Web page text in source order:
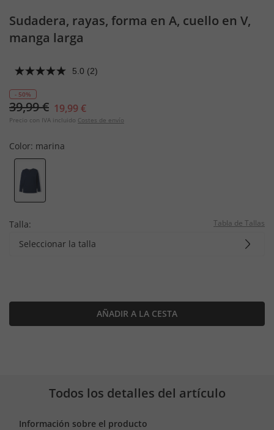
Sudadera, rayas, forma en A, cuello en V,
manga larga
5.0 (2)
- 50%
39,99 € 19,99 €
Precio con IVA incluido Costes de envío
Color: marina
Talla: Tabla de Tallas
Seleccionar la talla
AÑADIR A LA CESTA
Todos los detalles del artículo
Información sobre el producto